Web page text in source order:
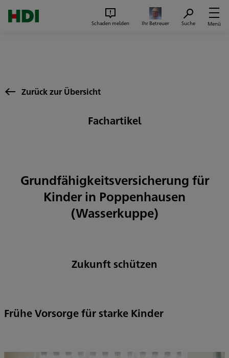
Schaden melden Ihr Betreuer Suche Menü
Zurück zur Übersicht
Fachartikel
Grundfähigkeitsversicherung für
Kinder in Poppenhausen
(Wasserkuppe)
Zukunft schützen
Frühe Vorsorge für starke Kinder